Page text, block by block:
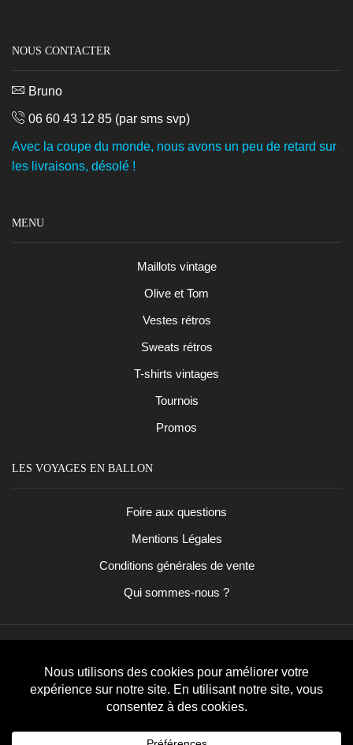
NOUS CONTACTER
Bruno
06 60 43 12 85 (par sms svp)
Avec la coupe du monde, nous avons un peu de retard sur
les livraisons, désolé !
MENU
Maillots vintage
Olive et Tom
Vestes rétros
Sweats rétros
T-shirts vintages
Tournois
Promos
LES VOYAGES EN BALLON
Foire aux questions
Mentions Légales
Conditions générales de vente
Qui sommes-nous ?
FacebookInstagram
2023Les Voyages En Ballon
réservés.